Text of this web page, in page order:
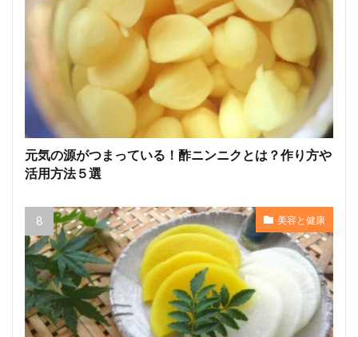
元気の源がつまっている！酢ニンニクとは？作り方や
活用方法５選
美容と健康